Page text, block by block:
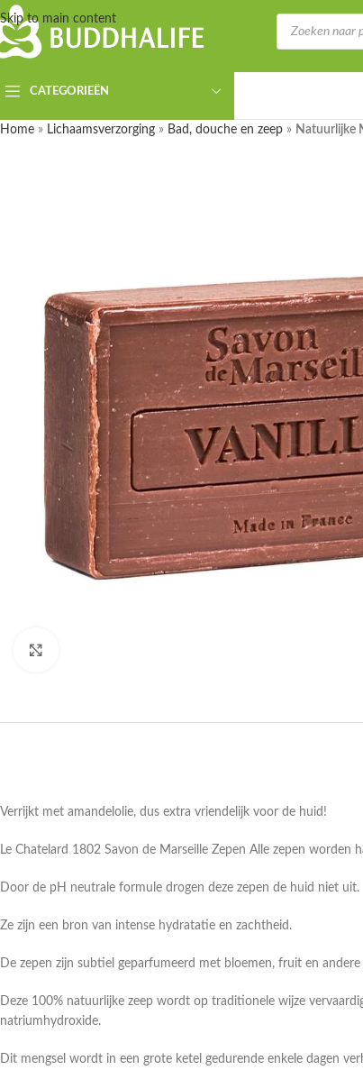
Skip to main content
CATEGORIEËN
Home » Lichaamsverzorging » Bad, douche en zeep » Natuurlijke
Verrijkt met amandelolie, dus extra vriendelijk voor de huid!
Le Chatelard 1802 Savon de Marseille Zepen Alle zepen
Door de pH neutrale formule drogen deze zepen de huid niet uit.
Ze zijn een bron van intense hydratatie en zachtheid.
De zepen zijn subtiel geparfumeerd met bloemen, fruit en
Deze 100% natuurlijke zeep wordt op traditionele wijze
natriumhydroxide.
Dit mengsel wordt in een grote ketel gedurende enkele dagen
☀️🌴 Wij zijn er even tussenuit, bestellingen die worden